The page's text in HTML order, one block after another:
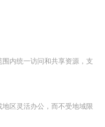
内统一访问和共享资源，支
区灵活办公，而不受地域限